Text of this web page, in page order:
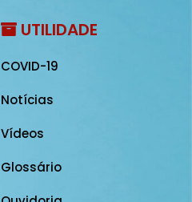
UTILIDADE
COVID-19
Notícias
Vídeos
Glossário